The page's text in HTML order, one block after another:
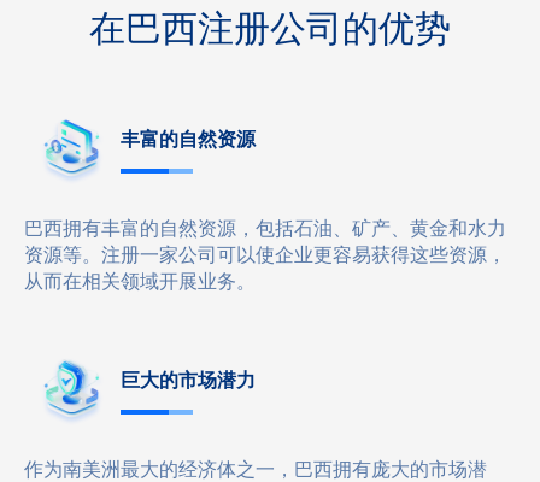
在巴西注册公司的优势
丰富的自然资源
巴西拥有丰富的自然资源，包括石油、矿产、黄金和水力
资源等。注册一家公司可以使企业更容易获得这些资源，
从而在相关领域开展业务。
巨大的市场潜力
作为南美洲最大的经济体之一，巴西拥有庞大的市场潜